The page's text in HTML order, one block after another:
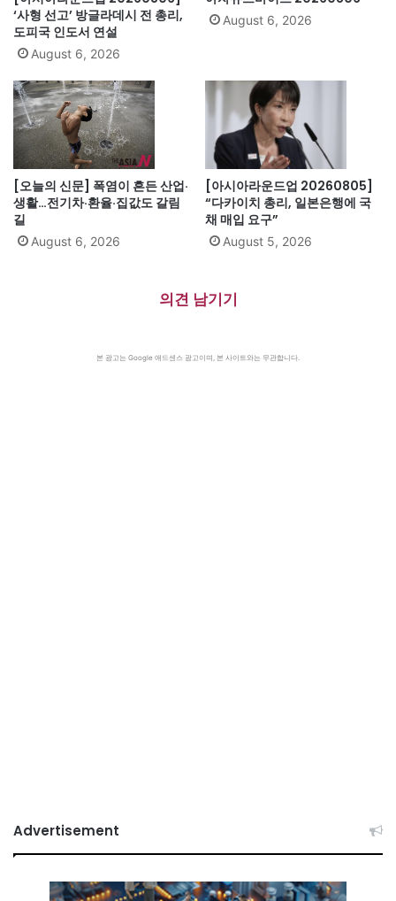
‘사형 선고’ 방글라데시 전 총리,
도피국 인도서 연설
August 6, 2026
August 6, 2026
[오늘의 신문] 폭염이 흔든 산업·
생활…전기차·환율·집값도 갈림
길
August 6, 2026
[아시아라운드업 20260805]
“다카이치 총리, 일본은행에 국
채 매입 요구”
August 5, 2026
의견 남기기
본 광고는 Google 애드센스 광고이며, 본 사이트와는 무관합니다.
Advertisement